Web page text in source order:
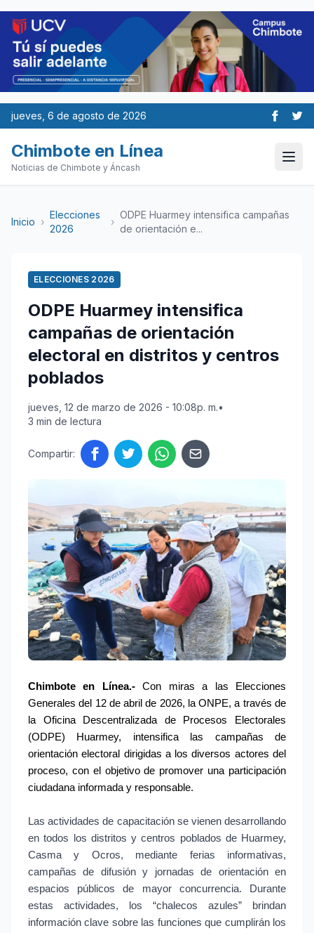
jueves, 6 de agosto de 2026
Chimbote en Línea
Noticias de Chimbote y Áncash
Inicio ›
Elecciones
2026
›
ODPE Huarmey intensifica campañas
de orientación e...
ELECCIONES 2026
ODPE Huarmey intensifica
campañas de orientación
electoral en distritos y centros
poblados
jueves, 12 de marzo de 2026 - 10:08p. m.•
3 min de lectura
Compartir:
Chimbote en Línea.- Con miras a las Elecciones
Generales del 12 de abril de 2026, la ONPE, a través de
la Oficina Descentralizada de Procesos Electorales
(ODPE) Huarmey, intensifica las campañas de
orientación electoral dirigidas a los diversos actores del
proceso, con el objetivo de promover una participación
ciudadana informada y responsable.
Las actividades de capacitación se vienen desarrollando
en todos los distritos y centros poblados de Huarmey,
Casma y Ocros, mediante ferias informativas,
campañas de difusión y jornadas de orientación en
espacios públicos de mayor concurrencia. Durante
estas actividades, los “chalecos azules” brindan
información clave sobre las funciones que cumplirán los